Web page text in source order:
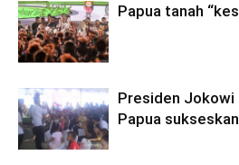
Papua tanah
Presiden Jokowi
Papua